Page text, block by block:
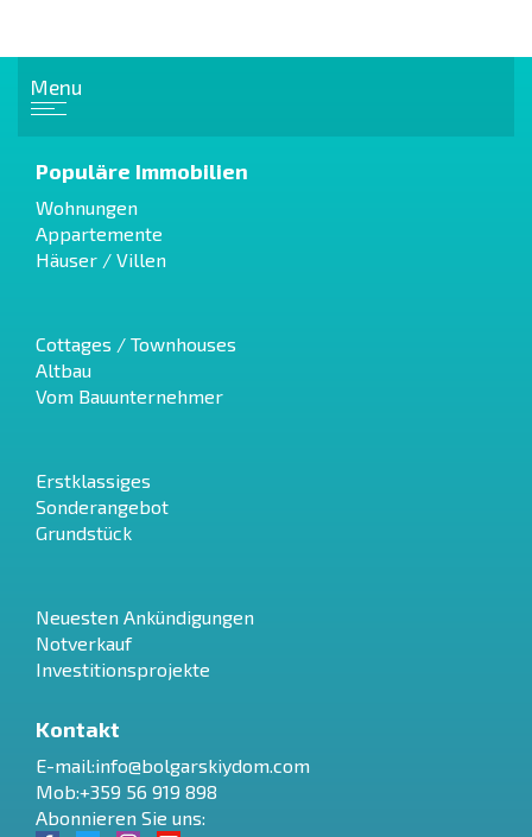
Menu
Populäre Immobilien
Wohnungen
Appartemente
Häuser / Villen
Cottages / Townhouses
Altbau
Vom Bauunternehmer
Erstklassiges
Sonderangebot
Grundstück
Neuesten Ankündigungen
Notverkauf
Investitionsprojekte
Kontakt
E-mail:info@bolgarskiydom.com
Mob:+359 56 919 898
Abonnieren Sie uns: